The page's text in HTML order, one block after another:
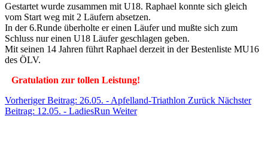
Gestartet wurde zusammen mit U18. Raphael konnte sich gleich
vom Start weg mit 2 Läufern absetzen.
In der 6.Runde überholte er einen Läufer und mußte sich zum
Schluss nur einen U18 Läufer geschlagen geben.
Mit seinen 14 Jahren führt Raphael derzeit in der Bestenliste MU16
des ÖLV.
Gratulation zur tollen Leistung!
Vorheriger Beitrag: 26.05. - Apfelland-Triathlon Zurück Nächster
Beitrag: 12.05. - LadiesRun Weiter